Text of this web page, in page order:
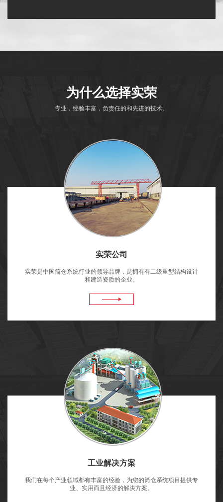
为什么选择实荣
专业，经验丰富，负责任的和先进的技术。
实荣公司
实荣是中国筒仓系统行业的领导品牌，是拥有有二级重型结构设计
和建造资质的企业。
工业解决方案
我们在每个产业领域都有丰富的经验，为您的筒仓系统项目提供专
业、实用而且经济的解决方案。